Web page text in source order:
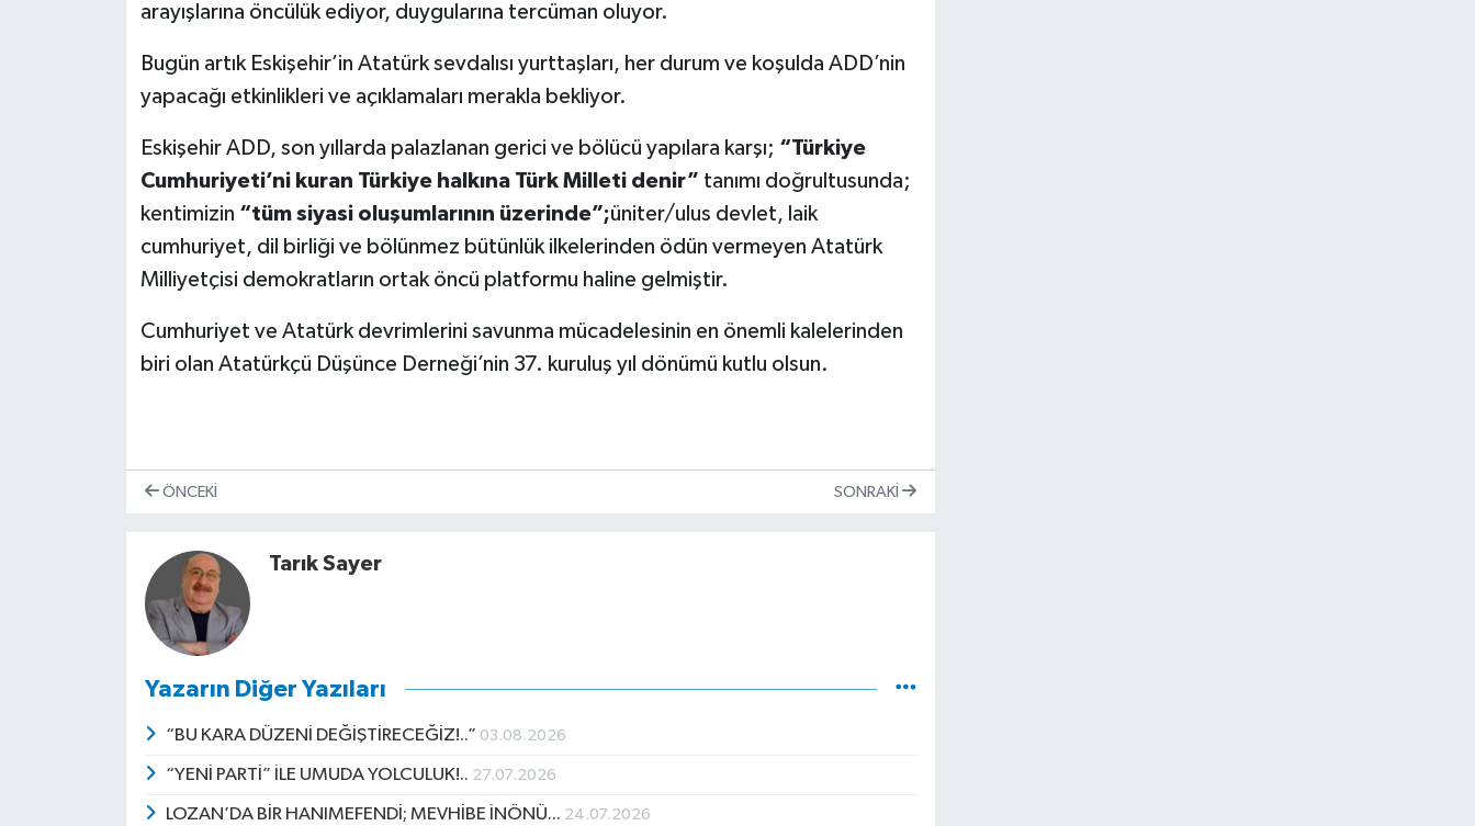
arayışlarına öncülük ediyor, duygularına tercüman oluyor.
Bugün artık Eskişehir’in Atatürk sevdalısı yurttaşları, her durum ve koşulda ADD’nin
yapacağı etkinlikleri ve açıklamaları merakla bekliyor.
Eskişehir ADD, son yıllarda palazlanan gerici ve bölücü yapılara karşı; “Türkiye
Cumhuriyeti’ni kuran Türkiye halkına Türk Milleti denir” tanımı doğrultusunda;
kentimizin “tüm siyasi oluşumlarının üzerinde”;üniter/ulus devlet, laik
cumhuriyet, dil birliği ve bölünmez bütünlük ilkelerinden ödün vermeyen Atatürk
Milliyetçisi demokratların ortak öncü platformu haline gelmiştir.
Cumhuriyet ve Atatürk devrimlerini savunma mücadelesinin en önemli kalelerinden
biri olan Atatürkçü Düşünce Derneği’nin 37. kuruluş yıl dönümü kutlu olsun.
ÖNCEKI SONRAKI
Tarık Sayer
Yazarın Diğer Yazıları
“BU KARA DÜZENİ DEĞİŞTİRECEĞİZ!..” 03.08.2026
“YENİ PARTİ” İLE UMUDA YOLCULUK!.. 27.07.2026
LOZAN’DA BİR HANIMEFENDİ; MEVHİBE İNÖNÜ... 24.07.2026